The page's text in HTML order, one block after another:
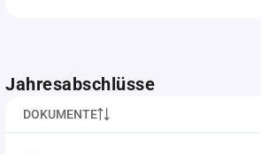
Jahresabschlüsse
DOKUMENTE